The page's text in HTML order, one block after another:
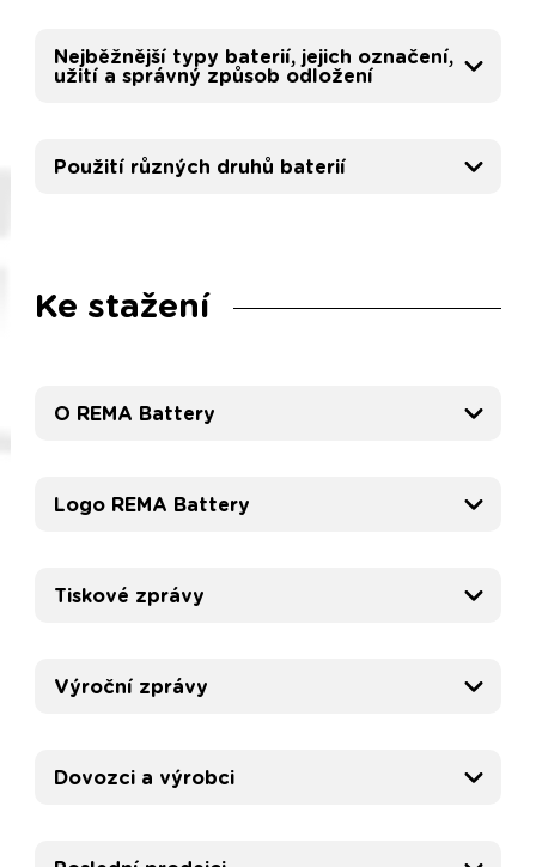
Nejběžnější typy baterií, jejich označení,
užití a správný způsob odložení
Použití různých druhů baterií
Ke stažení
O REMA Battery
Logo REMA Battery
Tiskové zprávy
Výroční zprávy
Dovozci a výrobci